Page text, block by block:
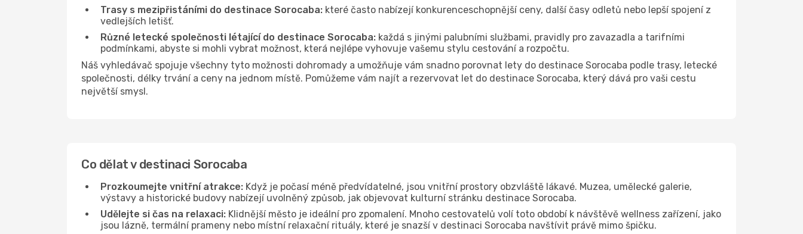
Trasy s mezipřistáními do destinace Sorocaba: které často nabízejí konkurenceschopnější ceny, další časy odletů nebo lepší spojení z
vedlejších letišť.
Různé letecké společnosti létající do destinace Sorocaba: každá s jinými palubními službami, pravidly pro zavazadla a tarifními
podmínkami, abyste si mohli vybrat možnost, která nejlépe vyhovuje vašemu stylu cestování a rozpočtu.
Náš vyhledávač spojuje všechny tyto možnosti dohromady a umožňuje vám snadno porovnat lety do destinace Sorocaba podle trasy, letecké
společnosti, délky trvání a ceny na jednom místě. Pomůžeme vám najít a rezervovat let do destinace Sorocaba, který dává pro vaši cestu
největší smysl.
Co dělat v destinaci Sorocaba
Prozkoumejte vnitřní atrakce: Když je počasí méně předvídatelné, jsou vnitřní prostory obzvláště lákavé. Muzea, umělecké galerie,
výstavy a historické budovy nabízejí uvolněný způsob, jak objevovat kulturní stránku destinace Sorocaba.
Udělejte si čas na relaxaci: Klidnější město je ideální pro zpomalení. Mnoho cestovatelů volí toto období k návštěvě wellness zařízení, jako
jsou lázně, termální prameny nebo místní relaxační rituály, které je snazší v destinaci Sorocaba navštívit právě mimo špičku.